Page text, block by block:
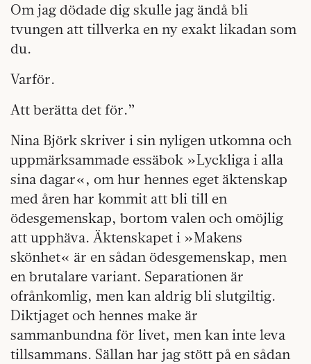
Om jag dödade dig skulle jag ändå bli
tvungen att tillverka en ny exakt likadan som
du.
Varför.
Att berätta det för.”
Nina Björk skriver i sin nyligen utkomna och
uppmärksammade essäbok »Lyckliga i alla
sina dagar«, om hur hennes eget äktenskap
med åren har kommit att bli till en
ödesgemenskap, bortom valen och omöjlig
att upphäva. Äktenskapet i »Makens
skönhet« är en sådan ödesgemenskap, men
en brutalare variant. Separationen är
ofrånkomlig, men kan aldrig bli slutgiltig.
Diktjaget och hennes make är
sammanbundna för livet, men kan inte leva
tillsammans. Sällan har jag stött på en sådan